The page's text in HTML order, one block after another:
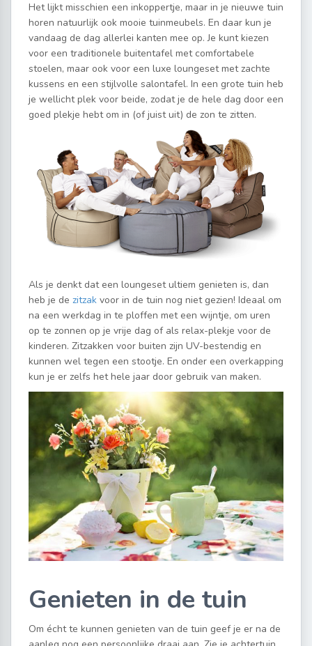
Het lijkt misschien een inkoppertje, maar in je nieuwe tuin
horen natuurlijk ook mooie tuinmeubels. En daar kun je
vandaag de dag allerlei kanten mee op. Je kunt kiezen
voor een traditionele buitentafel met comfortabele
stoelen, maar ook voor een luxe loungeset met zachte
kussens en een stijlvolle salontafel. In een grote tuin heb
je wellicht plek voor beide, zodat je de hele dag door een
goed plekje hebt om in (of juist uit) de zon te zitten.
Als je denkt dat een loungeset ultiem genieten is, dan
heb je de zitzak voor in de tuin nog niet gezien! Ideaal om
na een werkdag in te ploffen met een wijntje, om uren
op te zonnen op je vrije dag of als relax-plekje voor de
kinderen. Zitzakken voor buiten zijn UV-bestendig en
kunnen wel tegen een stootje. En onder een overkapping
kun je er zelfs het hele jaar door gebruik van maken.
Genieten in de tuin
Om écht te kunnen genieten van de tuin geef je er na de